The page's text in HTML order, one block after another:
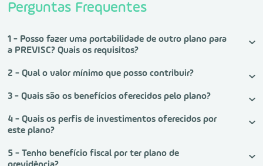
Perguntas Frequentes
1 - Posso fazer uma portabilidade de outro plano para
a PREVISC? Quais os requisitos?
2 - Qual o valor mínimo que posso contribuir?
3 - Quais são os benefícios oferecidos pelo plano?
4 - Quais os perfis de investimentos oferecidos por
este plano?
5 - Tenho benefício fiscal por ter plano de